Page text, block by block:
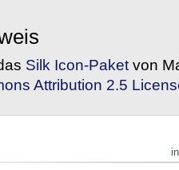
Silk Icon-Paket von
Attribution 2.5